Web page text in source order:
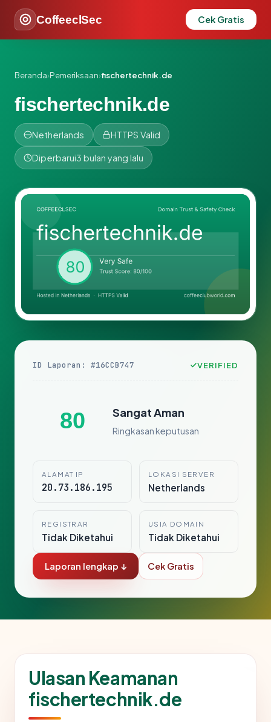
CoffeeclSec Cek Gratis
Beranda›Pemeriksaan›fischertechnik.de
fischertechnik.de
Netherlands HTTPS Valid
Diperbarui3 bulan yang lalu
ID Laporan: #16CCB747 VERIFIED
80 Sangat Aman
Ringkasan keputusan
ALAMAT IP
20.73.186.195
LOKASI SERVER
Netherlands
REGISTRAR
Tidak Diketahui
USIA DOMAIN
Tidak Diketahui
Laporan lengkap ↓ Cek Gratis
Ulasan Keamanan
fischertechnik.de